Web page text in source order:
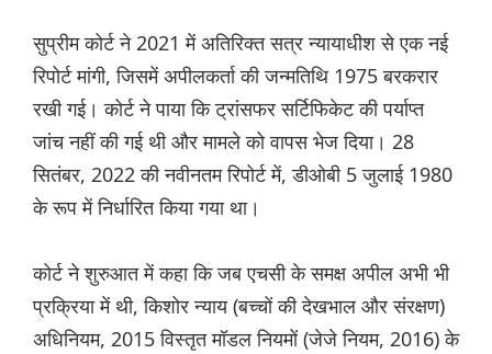
सुप्रीम कोर्ट ने 2021 में अतिरिक्त सत्र न्यायाधीश से एक नई
रिपोर्ट मांगी, जिसमें अपीलकर्ता की जन्मतिथि 1975 बरकरार
रखी गई। कोर्ट ने पाया कि ट्रांसफर सर्टिफिकेट की पर्याप्त
जांच नहीं की गई थी और मामले को वापस भेज दिया। 28
सितंबर, 2022 की नवीनतम रिपोर्ट में, डीओबी 5 जुलाई 1980
के रूप में निर्धारित किया गया था।
कोर्ट ने शुरुआत में कहा कि जब एचसी के समक्ष अपील अभी भी
प्रक्रिया में थी, किशोर न्याय (बच्चों की देखभाल और संरक्षण)
अधिनियम, 2015 विस्तृत मॉडल नियमों (जेजे नियम, 2016) के